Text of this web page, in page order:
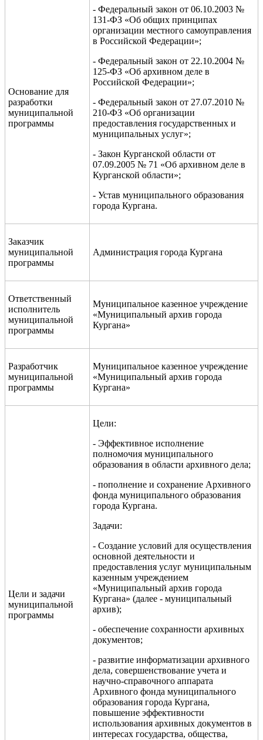
Основание для
разработки
муниципальной
программы
- Федеральный закон от 06.10.2003 №
131-ФЗ «Об общих принципах
организации местного самоуправления
в Российской Федерации»;
- Федеральный закон от 22.10.2004 №
125-ФЗ «Об архивном деле в
Российской Федерации»;
- Федеральный закон от 27.07.2010 №
210-ФЗ «Об организации
предоставления государственных и
муниципальных услуг»;
- Закон Курганской области от
07.09.2005 № 71 «Об архивном деле в
Курганской области»;
- Устав муниципального образования
города Кургана.
Заказчик
муниципальной
программы
Администрация города Кургана
Ответственный
исполнитель
муниципальной
программы
Муниципальное казенное учреждение
«Муниципальный архив города
Кургана»
Разработчик
муниципальной
программы
Муниципальное казенное учреждение
«Муниципальный архив города
Кургана»
Цели и задачи
муниципальной
программы
Цели:
- Эффективное исполнение
полномочия муниципального
образования в области архивного дела;
- пополнение и сохранение Архивного
фонда муниципального образования
города Кургана.
Задачи:
- Создание условий для осуществления
основной деятельности и
предоставления услуг муниципальным
казенным учреждением
«Муниципальный архив города
Кургана» (далее - муниципальный
архив);
- обеспечение сохранности архивных
документов;
- развитие информатизации архивного
дела, совершенствование учета и
научно-справочного аппарата
Архивного фонда муниципального
образования города Кургана,
повышение эффективности
использования архивных документов в
интересах государства, общества,